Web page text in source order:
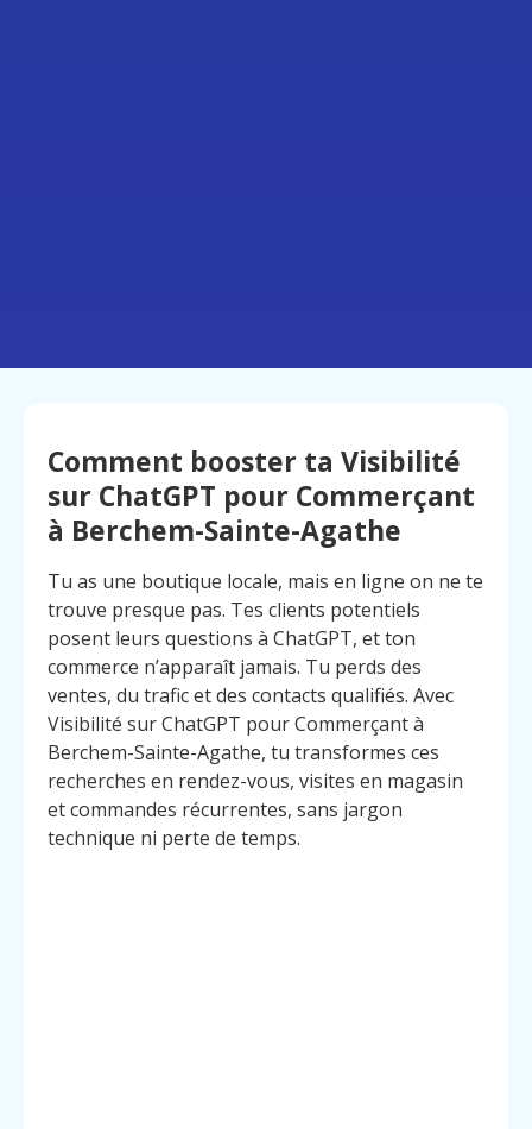
Comment booster ta Visibilité
sur ChatGPT pour Commerçant
à Berchem-Sainte-Agathe
Tu as une boutique locale, mais en ligne on ne te
trouve presque pas. Tes clients potentiels
posent leurs questions à ChatGPT, et ton
commerce n’apparaît jamais. Tu perds des
ventes, du trafic et des contacts qualifiés. Avec
Visibilité sur ChatGPT pour Commerçant à
Berchem-Sainte-Agathe, tu transformes ces
recherches en rendez-vous, visites en magasin
et commandes récurrentes, sans jargon
technique ni perte de temps.